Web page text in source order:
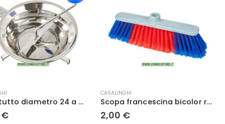
Passatutto diametro 24 a mulino per alimenti in acciaio – Omac Emanuel 190
€
CASALINGHI
Scopa francescina bicolor rosso/blu cm. 28
2,00 €